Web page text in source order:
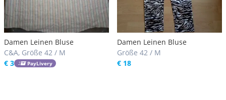
Damen Leinen Bluse
C&A, Größe 42 / M
€ 3
PayLivery
Damen Leinen Bluse
Größe 42 / M
€ 18